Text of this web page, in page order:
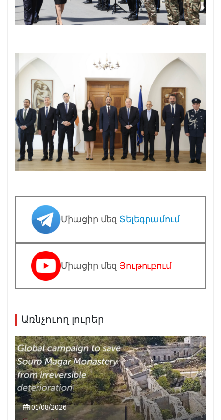
Միացիր մեզ Տելեգրամում
Միացիր մեզ Յութուբում
Առնչուող լուրեր
01/08/2026